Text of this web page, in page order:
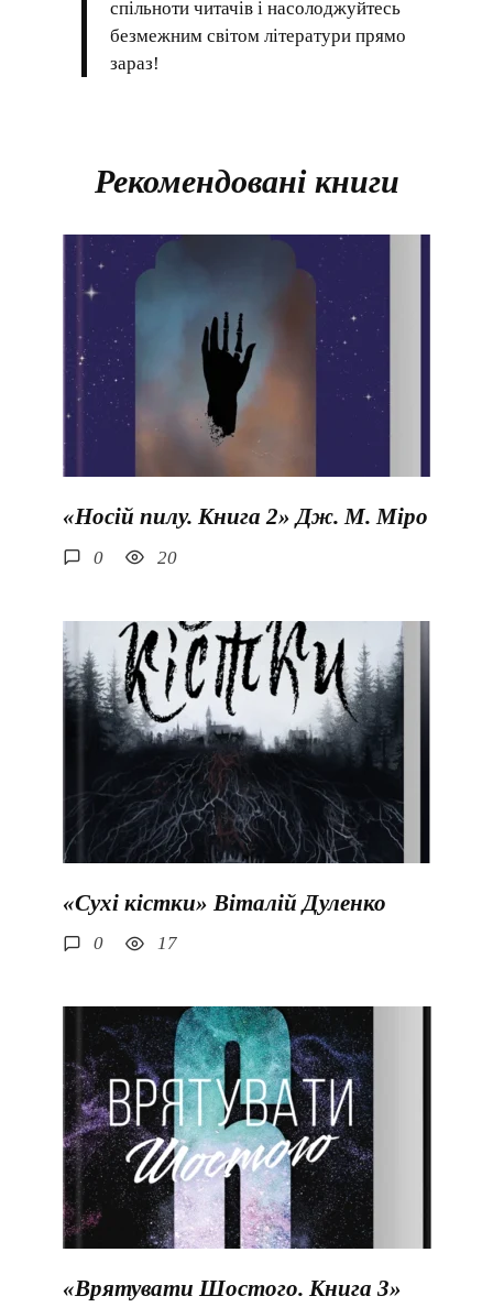
спільноти читачів і насолоджуйтесь
безмежним світом літератури прямо
зараз!
Рекомендовані книги
«Носій пилу. Книга 2» Дж. М. Міро
0 20
«Сухі кістки» Віталій Дуленко
0 17
«Врятувати Шостого. Книга 3»